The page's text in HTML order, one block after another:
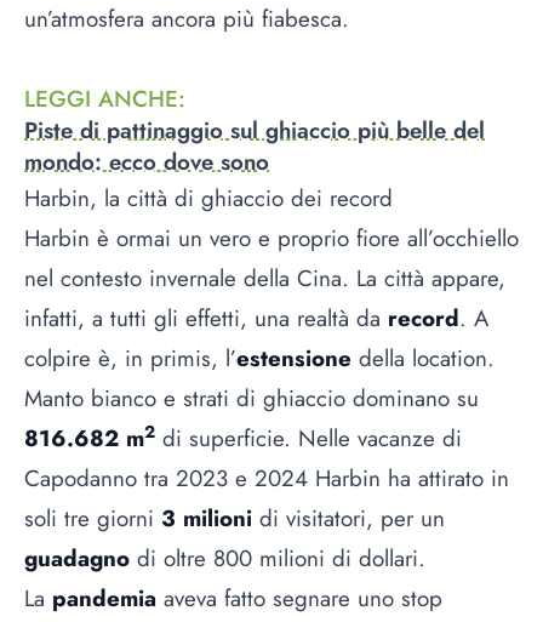
un’atmosfera ancora più fiabesca.
LEGGI ANCHE:
Piste di pattinaggio sul ghiaccio più belle del
mondo: ecco dove sono
Harbin, la città di ghiaccio dei record
Harbin è ormai un vero e proprio fiore all’occhiello
nel contesto invernale della Cina. La città appare,
infatti, a tutti gli effetti, una realtà da record. A
colpire è, in primis, l’estensione della location.
Manto bianco e strati di ghiaccio dominano su
816.682 m2 di superficie. Nelle vacanze di
Capodanno tra 2023 e 2024 Harbin ha attirato in
soli tre giorni 3 milioni di visitatori, per un
guadagno di oltre 800 milioni di dollari.
La pandemia aveva fatto segnare uno stop